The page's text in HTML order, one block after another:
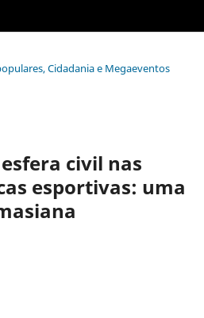
Cidadania e Megaeventos
civil nas
esportivas: uma